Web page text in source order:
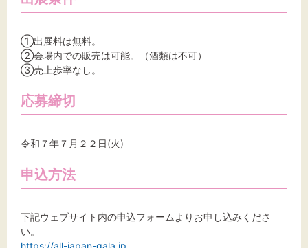
①出展料は無料。
②会場内での販売は可能。（酒類は不可）
③売上歩率なし。
応募締切
令和７年７月２２日(火)
申込方法
下記ウェブサイト内の申込フォームよりお申し込みくださ
い。
https://all-japan-gala.jp